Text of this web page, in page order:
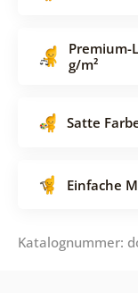
Premium-
g/m²
Satte
Einfache
Katalognummer: